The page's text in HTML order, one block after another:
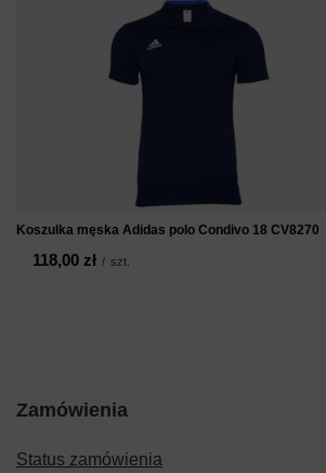
Koszulka męska Adidas polo Condivo 18 CV8270
118,00 zł / szt.
Zamówienia
Status zamówienia